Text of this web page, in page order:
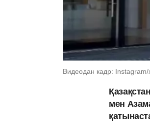
Видеодан кадр: Instagram/
мен